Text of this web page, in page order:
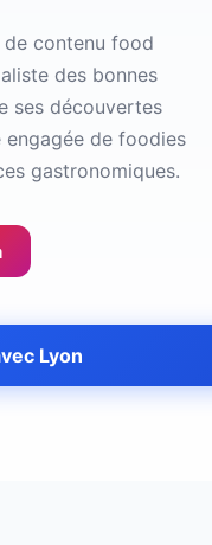
de contenu food
des bonnes
ses découvertes
engagée de foodies
gastronomiques.
Lyon